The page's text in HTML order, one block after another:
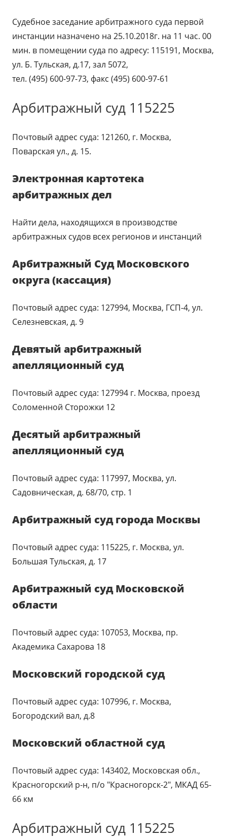
Судебное заседание арбитражного суда первой
инстанции назначено на 25.10.2018г. на 11 час. 00
мин. в помещении суда по адресу: 115191, Москва,
ул. Б. Тульская, д.17, зал 5072,
тел. (495) 600-97-73, факс (495) 600-97-61
Арбитражный суд 115225
Почтовый адрес суда: 121260, г. Москва,
Поварская ул., д. 15.
Электронная картотека
арбитражных дел
Найти дела, находящихся в производстве
арбитражных судов всех регионов и инстанций
Арбитражный Суд Московского
округа (кассация)
Почтовый адрес суда: 127994, Москва, ГСП-4, ул.
Селезневская, д. 9
Девятый арбитражный
апелляционный суд
Почтовый адрес суда: 127994 г. Москва, проезд
Соломенной Сторожки 12
Десятый арбитражный
апелляционный суд
Почтовый адрес суда: 117997, Москва, ул.
Садовническая, д. 68/70, стр. 1
Арбитражный суд города Москвы
Почтовый адрес суда: 115225, г. Москва, ул.
Большая Тульская, д. 17
Арбитражный суд Московской
области
Почтовый адрес суда: 107053, Москва, пр.
Академика Сахарова 18
Московский городской суд
Почтовый адрес суда: 107996, г. Москва,
Богородский вал, д.8
Московский областной суд
Почтовый адрес суда: 143402, Московская обл.,
Красногорский р-н, п/о "Красногорск-2", МКАД 65-
66 км
Арбитражный суд 115225